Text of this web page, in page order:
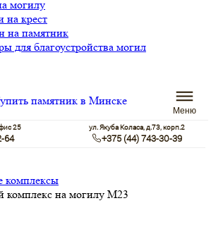
могилу
на крест
на памятник
для благоустройства могил
Меню
25
64
ул. Якуба Коласа, д.73, корп.2
+375 (44) 743-30-39
комплексы
комплекс на могилу М23